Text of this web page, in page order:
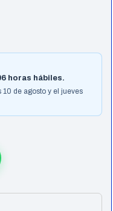
horas hábiles.
10 de agosto y el jueves